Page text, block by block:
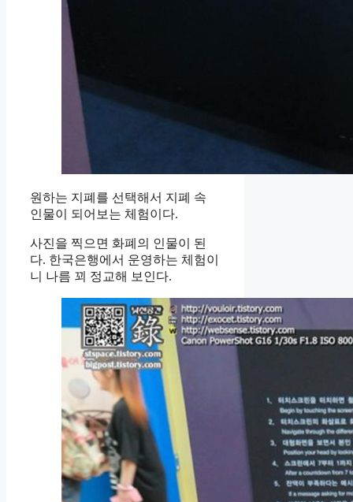
원하는 지폐를 선택해서 지폐 속
인물이 되어보는 체험이다.
사진을 찍으면 화폐의 인물이 된
다. 한국은행에서 운영하는 체험이
니 나름 꾀 정교해 보인다.